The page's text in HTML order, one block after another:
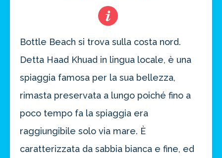
Bottle Beach si trova sulla costa nord.
Detta Haad Khuad in lingua locale, è una
spiaggia famosa per la sua bellezza,
rimasta preservata a lungo poiché fino a
poco tempo fa la spiaggia era
raggiungibile solo via mare. È
caratterizzata da sabbia bianca e fine, ed